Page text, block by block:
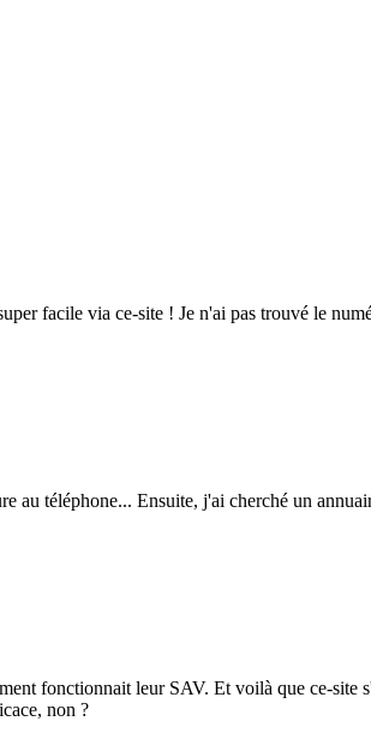
facile via ce-site ! Je n'ai pas trouvé le
au téléphone... Ensuite, j'ai cherché un
fonctionnait leur SAV. Et voilà que ce-
non ?